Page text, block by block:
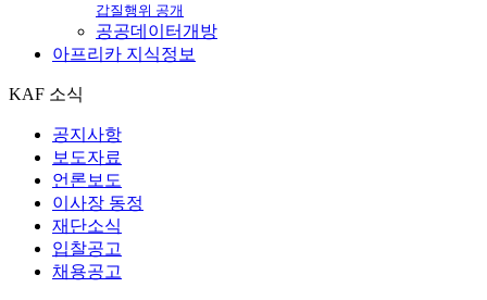
갑질행위 공개
공공데이터개방
아프리카 지식정보
KAF 소식
공지사항
보도자료
언론보도
이사장 동정
재단소식
입찰공고
채용공고